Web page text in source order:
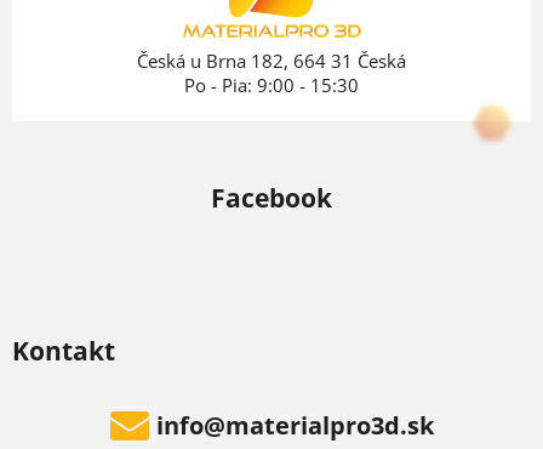
Kontakt
info@materialpro3d.sk
Česká u Brna 182, 664 31 Česká
Po - Pia: 9:00 - 15:30
Facebook